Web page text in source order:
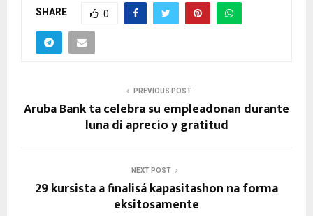
SHARE 0
PREVIOUS POST
Aruba Bank ta celebra su empleadonan durante
luna di aprecio y gratitud
NEXT POST
29 kursista a finalisá kapasitashon na forma
eksitosamente